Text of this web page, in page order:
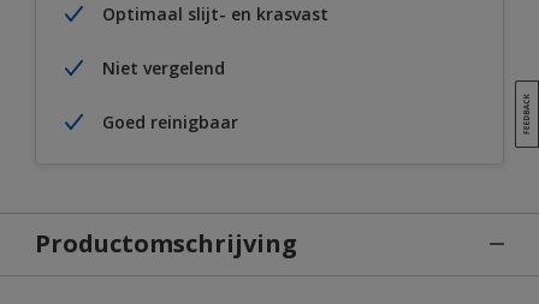
Optimaal slijt- en krasvast
Niet vergelend
Goed reinigbaar
Productomschrijving